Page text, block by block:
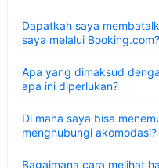
Dapatkah saya
saya melalui Booking.com?
Apa yang dimaksud
apa ini diperlukan?
Di mana saya bisa
menghubungi akomodasi?
Bagaimana cara melihat